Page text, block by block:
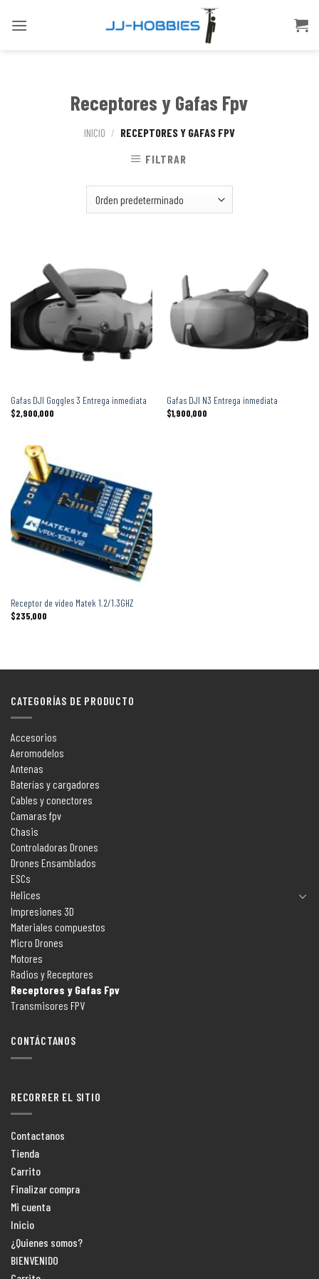
Receptores y Gafas Fpv
INICIO / RECEPTORES Y GAFAS FPV
FILTRAR
Gafas DJI Goggles 3 Entrega inmediata
$2,900,000
Gafas DJI N3 Entrega inmediata
$1,900,000
Receptor de video Matek 1.2/1.3GHZ
$235,000
CATEGORÍAS DE PRODUCTO
Accesorios
Aeromodelos
Antenas
Baterías y cargadores
Cables y conectores
Camaras fpv
Chasis
Controladoras Drones
Drones Ensamblados
ESCs
Helices
Impresiones 3D
Materiales compuestos
Micro Drones
Motores
Radios y Receptores
Receptores y Gafas Fpv
Transmisores FPV
CONTÁCTANOS
RECORRER EL SITIO
Contactanos
Tienda
Carrito
Finalizar compra
Mi cuenta
Inicio
¿Quienes somos?
BIENVENIDO